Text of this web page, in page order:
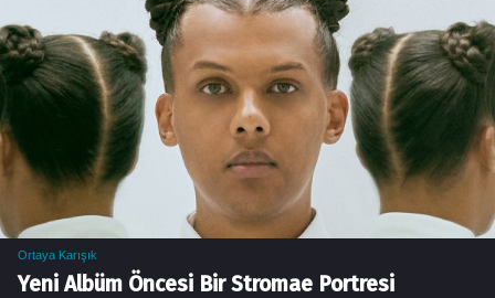
Ortaya Karışık
Yeni Albüm Öncesi Bir Stromae Portresi